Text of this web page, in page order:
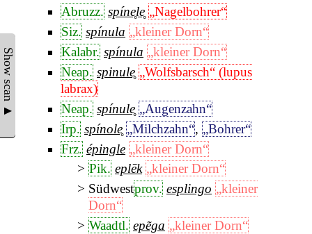
Show scan ▲
Abruzz. spíne̥le̥ „Nagelbohrer“
Siz. spínula „kleiner Dorn“
Kalabr. spínula „kleiner Dorn“
Neap. spinule̥ „Wolfsbarsch“ (lupus
labrax)
Neap. spínule̥ „Augenzahn“
Irp. spínole̥ „Milchzahn“, „Bohrer“
Frz. épingle „kleiner Dorn“
Pik. eplēk „kleiner Dorn“
Südwestprov. esplingo „kleiner
Dorn“
Waadtl. epẽga „kleiner Dorn“